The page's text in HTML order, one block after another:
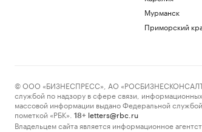
Мурманск
Приморский
© ООО «БИЗНЕСПРЕСС», АО
службой по надзору в сфере связи,
массовой информации выдано Федеральной
пометкой «РБК».
18+ letters@rbc.ru
Владельцем сайта является информационное